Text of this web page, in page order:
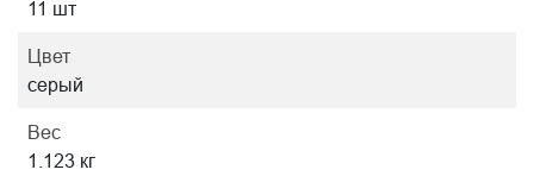
11 шт
Цвет
серый
Вес
1.123 кг